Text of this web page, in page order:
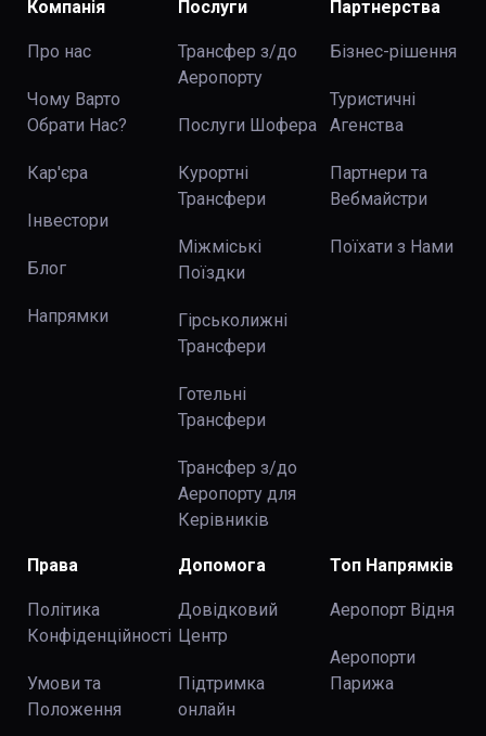
Компанія
Про нас
Чому Варто
Обрати Нас?
Кар'єра
Інвестори
Блог
Напрямки
Послуги
Трансфер з/до
Аеропорту
Послуги Шофера
Курортні
Трансфери
Міжміські
Поїздки
Гірськолижні
Трансфери
Готельні
Трансфери
Трансфер з/до
Аеропорту для
Керівників
Партнерства
Бізнес-рішення
Туристичні
Агенства
Партнери та
Вебмайстри
Поїхати з Нами
Права
Політика
Конфіденційності
Умови та
Положення
Допомога
Довідковий
Центр
Підтримка
онлайн
Топ Напрямків
Аеропорт Відня
Аеропорти
Парижа